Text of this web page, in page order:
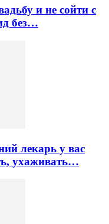
и не сойти с
без…
лекарь у вас
ухаживать…